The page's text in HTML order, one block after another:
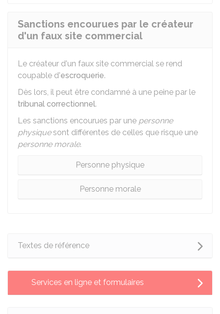
Sanctions encourues par le créateur
d'un faux site commercial
Le créateur d'un faux site commercial se rend
coupable d'escroquerie.
Dès lors, il peut être condamné à une peine par le
tribunal correctionnel.
Les sanctions encourues par une personne
physiquesont différentes de celles que risque une
personne morale.
Personne physique
Personne morale
Textes de référence
Services en ligne et formulaires